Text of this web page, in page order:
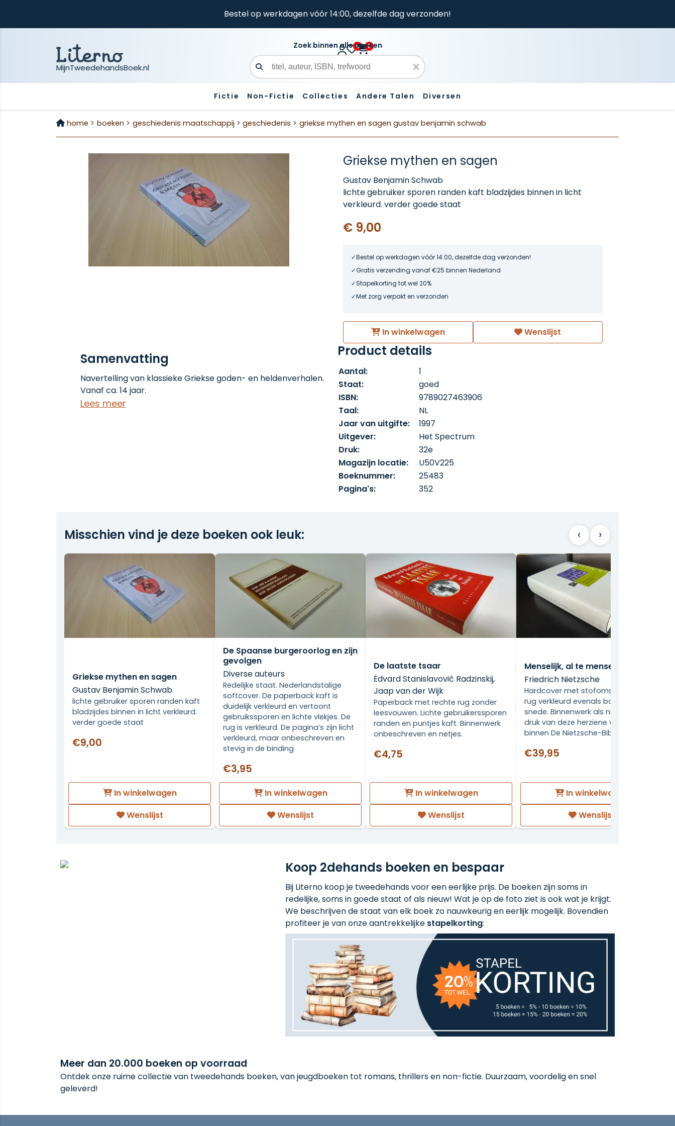
Bestel op werkdagen vóór 14:00, dezelfde dag verzonden!
MijnTweedehandsBoek.nl
0 0
Zoek binnen alle boeken
Zoekveld
Fictie Non-Fictie Collecties Andere Talen Diversen
home > boeken > geschiedenis maatschappij > geschiedenis > griekse mythen en sagen gustav benjamin schwab
Griekse mythen en sagen
Gustav Benjamin Schwab
lichte gebruiker sporen randen kaft bladzijdes binnen in licht
verkleurd. verder goede staat
€ 9,00
Bestel op werkdagen vóór 14:00, dezelfde dag verzonden!
Gratis verzending vanaf €25 binnen Nederland
Stapelkorting tot wel 20%
Met zorg verpakt en verzonden
In winkelwagen Wenslijst
Samenvatting
Navertelling van klassieke Griekse goden- en heldenverhalen.
Vanaf ca. 14 jaar.
Lees meer
Product details
Aantal:
1
Staat:
goed
ISBN:
9789027463906
Taal:
NL
Jaar van uitgifte:
1997
Uitgever:
Het Spectrum
Druk:
32e
Magazijn locatie:
U50V225
Boeknummer:
25483
Pagina's:
352
Misschien vind je deze boeken ook leuk: ‹ ›
Griekse mythen en sagen
Gustav Benjamin Schwab
lichte gebruiker sporen randen kaft
bladzijdes binnen in licht verkleurd.
verder goede staat
€9,00
In winkelwagen
Wenslijst
De Spaanse burgeroorlog en zijn
gevolgen
Diverse auteurs
Redelijke staat. Nederlandstalige
softcover. De paperback kaft is
duidelijk verkleurd en vertoont
gebruikssporen en lichte vlekjes. De
rug is verkleurd. De pagina’s zijn licht
verkleurd, maar onbeschreven en
stevig in de binding
€3,95
In winkelwagen
Wenslijst
De laatste tsaar
Ėdvard Stanislavovič Radzinskij,
Jaap van der Wijk
Paperback met rechte rug zonder
leesvouwen. Lichte gebruikerssporen
randen en puntjes kaft. Binnenwerk
onbeschreven en netjes.
€4,75
In winkelwagen
Wenslijst
Menselijk, al te menselijk
Friedrich Nietzsche
Hardcover met stofomslag. Omslag
rug verkleurd evenals bovenzijde
snede. Binnenwerk als nieuw! Eerste
druk van deze herziene vertaling
binnen De Nietzsche-Bibliotheek
€39,95
In winkelwagen
Wenslijst
Koop 2dehands boeken en bespaar
Bij Literno koop je tweedehands voor een eerlijke prijs. De boeken zijn soms in
redelijke, soms in goede staat of als nieuw! Wat je op de foto ziet is ook wat je krijgt.
We beschrijven de staat van elk boek zo nauwkeurig en eerlijk mogelijk. Bovendien
profiteer je van onze aantrekkelijke stapelkorting:
Meer dan 20.000 boeken op voorraad
Ontdek onze ruime collectie van tweedehands boeken, van jeugdboeken tot romans, thrillers en non-fictie. Duurzaam, voordelig en snel
geleverd!